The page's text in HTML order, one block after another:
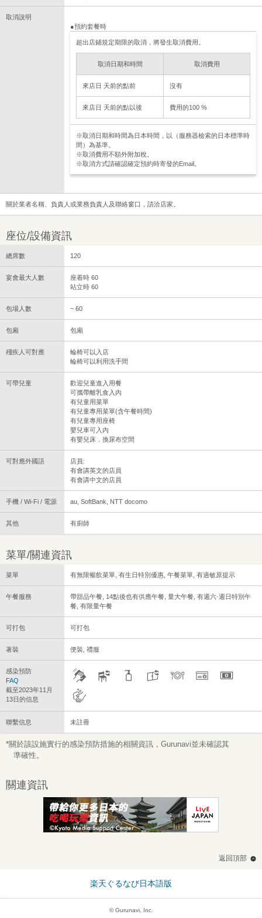
取消說明
●預約套餐時
超出店鋪規定期限的取消，將發生取消費用。
取消日期和時間 取消費用
來店日 天前的點前 沒有
來店日 天前的點以後 費用的100 %
※取消日期和時間為日本時間，以（服務器檢索的日本標準時
間）為基準。
※取消費用不額外附加稅。
※取消方式請確認確定預約時寄發的Email。
關於業者名稱、負責人或業務負責人及聯絡窗口，請洽店家。
座位/設備資訊
總席數 120
宴會最大人數
座着時 60
站立時 60
包場人數 ~ 60
包廂 包廂
殘疾人可對應
輪椅可以入店
輪椅可以利用洗手間
可帶兒童
歡迎兒童進入用餐
可攜帶離乳食入內
有兒童用菜單
有兒童專用菜單(含午餐時間)
有兒童專用座椅
嬰兒車可入內
有嬰兒床．換尿布空間
可對應外國語
店員:
有會講英文的店員
有會講中文的店員
手機 / Wi-Fi / 電源 au, SoftBank, NTT docomo
其他 有廚師
菜單/關連資訊
菜單 有無限暢飲菜單, 有生日特別優惠, 午餐菜單, 有過敏原提示
午餐服務
帶甜品午餐, 14點後也有供應午餐, 量大午餐, 有週六·週日特別午
餐, 有限量午餐
可打包 可打包
著裝 便裝, 禮服
感染預防
FAQ
截至2023年11月
13日的信息
聯繫信息 未註冊
*關於該設施實行的感染預防措施的相關資訊，Gurunavi並未確認其
準確性。
關連資訊
返回頂部
楽天ぐるなび日本語版
© Gurunavi, Inc.